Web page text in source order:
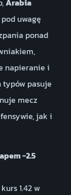
Arabia
uwagę
ponad
napieranie i
typów pasuje
mecz
jak i
-2.5
1.42 w